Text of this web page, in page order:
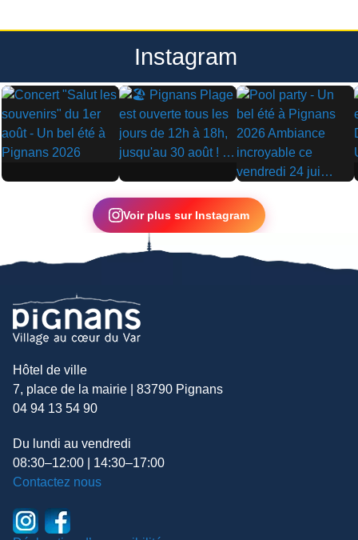
Instagram
▶ ▶
▶
Voir plus sur Instagram
Hôtel de ville
7, place de la mairie | 83790 Pignans
04 94 13 54 90
Du lundi au vendredi
08:30–12:00 | 14:30–17:00
Contactez nous